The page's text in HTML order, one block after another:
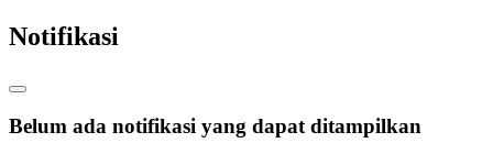
Notifikasi
Belum ada notifikasi yang dapat ditampilkan